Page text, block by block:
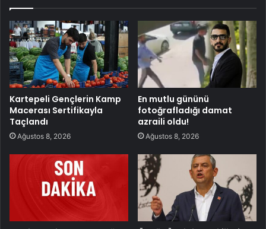
Kartepeli Gençlerin Kamp
Macerası Sertifikayla
Taçlandı
Ağustos 8, 2026
En mutlu gününü
fotoğrafladığı damat
azraili oldu!
Ağustos 8, 2026